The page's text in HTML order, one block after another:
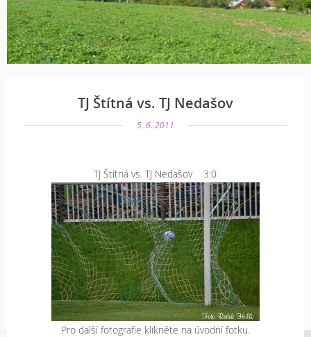
TJ Štítná vs. TJ Nedašov
5. 6. 2011
TJ Štítná vs. TJ Nedašov 3:0
Pro další fotografie klikněte na úvodní fotku.